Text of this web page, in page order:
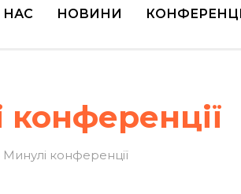
НАС НОВИНИ
конференції
Минулі конференції